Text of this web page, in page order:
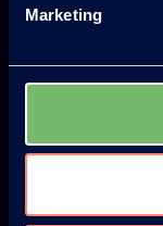
Marketing
Webinaire
Événements
KURARAY